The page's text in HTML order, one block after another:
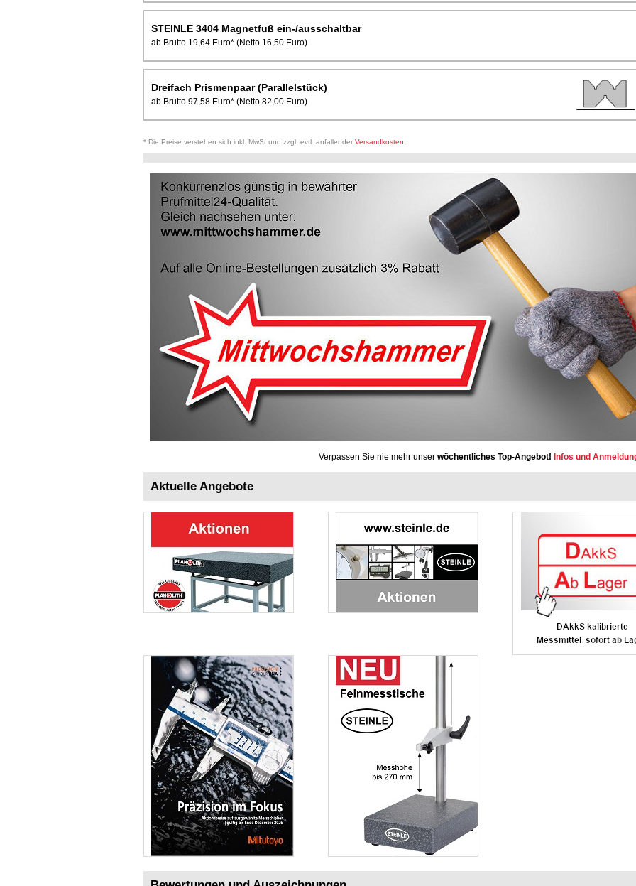
STEINLE 3404 Magnetfuß ein-/ausschaltbar
ab Brutto 19,64 Euro* (Netto 16,50 Euro)
Dreifach Prismenpaar (Parallelstück)
ab Brutto 97,58 Euro* (Netto 82,00 Euro)
* Die Preise verstehen sich inkl. MwSt und zzgl. evtl. anfallender Versandkosten
Verpassen Sie nie mehr unser wöchentliches Top-Angebot! Infos und
Aktuelle Angebote